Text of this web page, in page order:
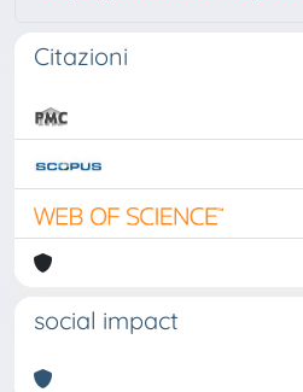
Citazioni
social impact